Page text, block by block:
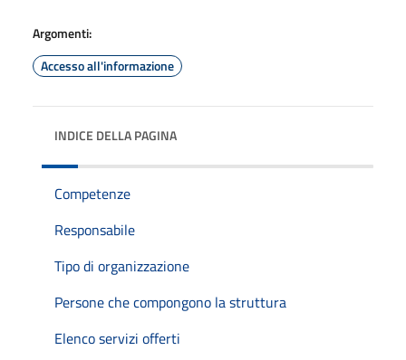
Argomenti:
Accesso all'informazione
INDICE DELLA PAGINA
Competenze
Responsabile
Tipo di organizzazione
Persone che compongono la struttura
Elenco servizi offerti